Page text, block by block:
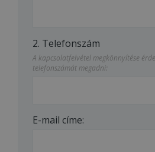
2. Telefonszám
A kapcsolatfelvétel megkönnyítése
telefonszámát megadni:
E-mail címe: